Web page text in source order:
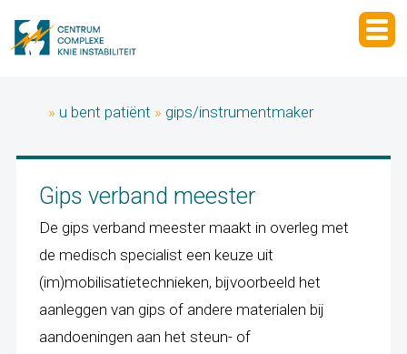
» u bent patiënt » gips/instrumentmaker
Gips verband meester
De gips verband meester maakt in overleg met
de medisch specialist een keuze uit
(im)mobilisatietechnieken, bijvoorbeeld het
aanleggen van gips of andere materialen bij
aandoeningen aan het steun- of